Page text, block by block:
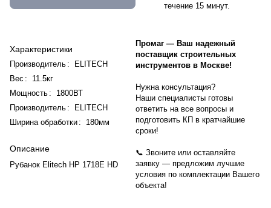
Характеристики
Производитель :
ELITECH
Вес :
11.5кг
Мощность :
1800ВТ
Производитель :
ELITECH
Ширина обработки : 180мм
Описание
Рубанок Elitech HP 1718E HD
течение 15 минут.
Промаг — Ваш надежный
поставщик строительных
инструментов в Москве!
Нужна консультация?
Наши специалисты готовы
ответить на все вопросы и
подготовить КП в кратчайшие
сроки!
📞 Звоните или оставляйте
заявку — предложим лучшие
условия по комплектации Вашего
объекта!